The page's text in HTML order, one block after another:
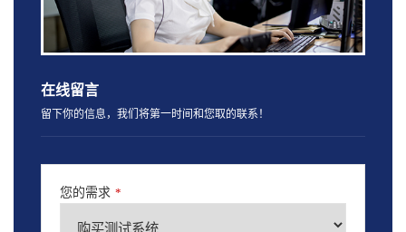
在线留言
留下你的信息，我们将第一时间和您取的联系！
您的需求 *